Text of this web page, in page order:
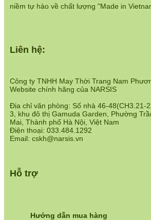
Công ty TNHH May Thời Trang Nam
Website chính hãng của NARSIS
Địa chỉ văn phòng: Số nhà 46-48(CH3.21-
3, khu đô thị Gamuda Garden, Phường
Mai, Thành phố Hà Nội, Việt Nam
Điện thoại: 033.484.1292
Email: cskh@narsis.vn
Hỗ trợ
Liên hệ:
Hướng dẫn mua hàng
niềm tự hào về chất lượng "Made in